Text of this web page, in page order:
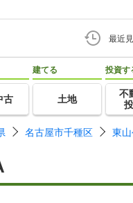
最近
古
建てる
土地
投資す
不
名古屋市千種区 東